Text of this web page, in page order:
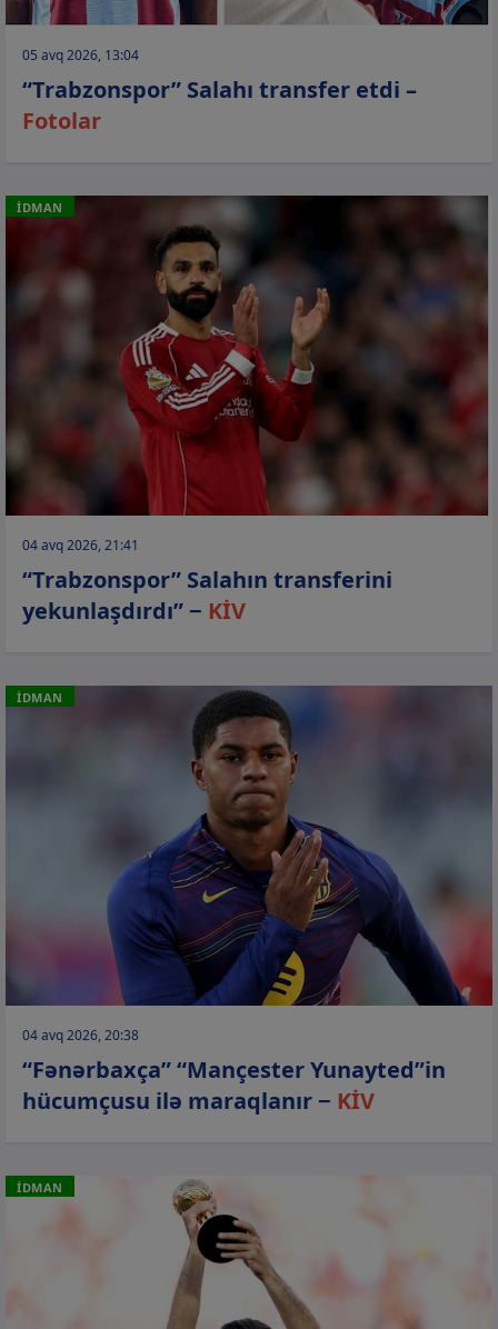
05 avq 2026, 13:04
“Trabzonspor” Salahı transfer etdi –
Fotolar
İDMAN
04 avq 2026, 21:41
“Trabzonspor” Salahın transferini
yekunlaşdırdı” − KİV
İDMAN
04 avq 2026, 20:38
“Fənərbaxça” “Mançester Yunayted”in
hücumçusu ilə maraqlanır − KİV
İDMAN